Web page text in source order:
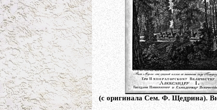
(с оригинала Сем. Ф. Щедрина).